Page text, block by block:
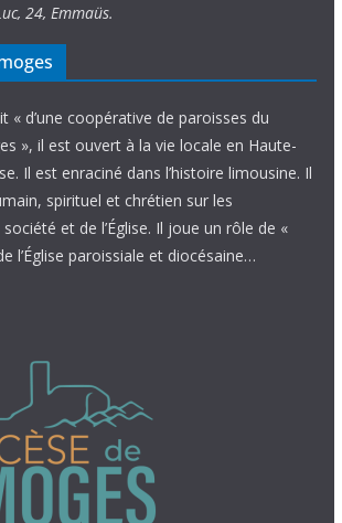
24, Emmaüs.
« d’une coopérative de paroisses du
», il est ouvert à la vie locale en Haute-
Il est enraciné dans l’histoire limousine. Il
spirituel et chrétien sur les
et de l’Église. Il joue un rôle de «
l’Église paroissiale et diocésaine…